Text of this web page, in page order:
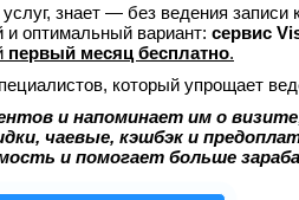
знает — без ведения
оптимальный вариант: сервис
первый месяц бесплатно.
который упрощает
и напоминает им о
чаевые, кэшбэк и
и помогает больше